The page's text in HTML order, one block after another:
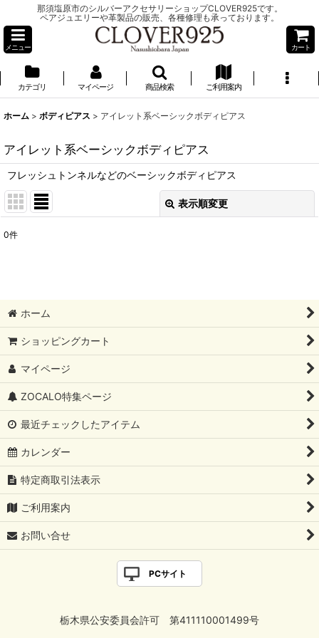
那須塩原市のシルバーアクセサリーショップCLOVER925です。
ペアジュエリーや革製品の販売、各種修理も承っております。
メニュー カート
カテゴリ マイページ 商品検索 ご利用案内
ホーム > ボディピアス > アイレット系ベーシックボディピアス
アイレット系ベーシックボディピアス
フレッシュトンネルなどのベーシックボディピアス
表示順変更
0件
ホーム
ショッピングカート
マイページ
ZOCALO特集ページ
最近チェックしたアイテム
カレンダー
特定商取引法表示
ご利用案内
お問い合せ
PCサイト
栃木県公安委員会許可 第411110001499号